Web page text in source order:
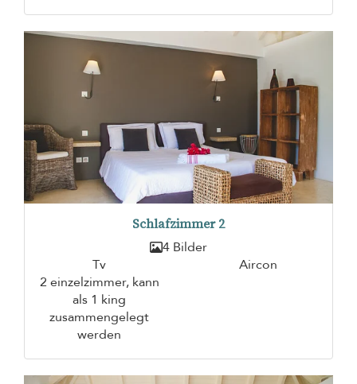
Schlafzimmer 2
4 Bilder
Tv
Aircon
2 einzelzimmer, kann
als 1 king
zusammengelegt
werden